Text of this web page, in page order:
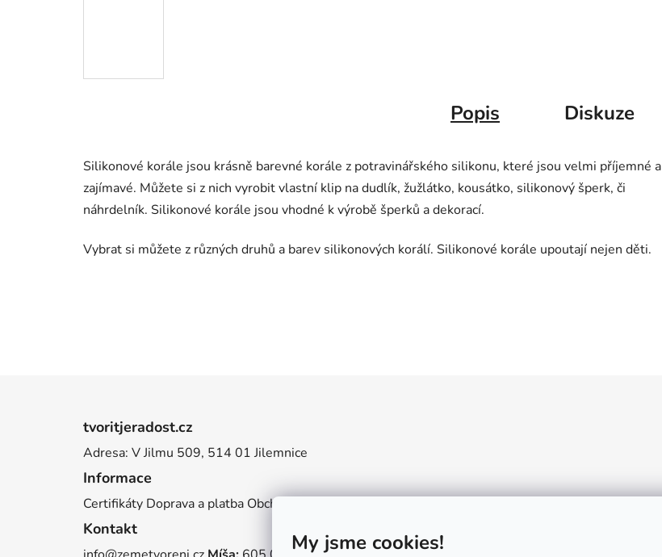
My jsme cookies!
Popis Diskuze
Silikonové korále jsou krásně barevné korále z potravinářského silikonu, které jsou velmi příjemné a
zajímavé. Můžete si z nich vyrobit vlastní klip na dudlík, žužlátko, kousátko, silikonový šperk, či
náhrdelník. Silikonové korále jsou vhodné k výrobě šperků a dekorací.
Vybrat si můžete z různých druhů a barev silikonových korálí. Silikonové korále upoutají nejen děti.
tvoritjeradost.cz
Adresa: V Jilmu 509, 514 01 Jilemnice
Informace
Certifikáty Doprava a platba Obchodní podmínky
Kontakt